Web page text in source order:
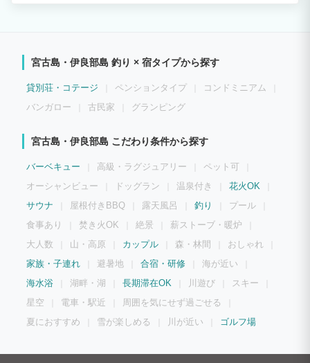
宮古島・伊良部島 釣り × 宿タイプから探す
貸別荘・コテージ ペンションタイプ
コンドミニアム
バンガロー
古民家 グランピング
宮古島・伊良部島 こだわり条件から探す
バーベキュー 高級・ラグジュアリー
ペット可
オーシャンビュー
ドッグラン 温泉付き
花火OK
サウナ
屋根付きBBQ 露天風呂 釣り
プール
食事あり
焚き火OK 絶景
薪ストーブ・暖炉
大人数
山・高原 カップル 森・林間
おしゃれ
家族・子連れ
避暑地 合宿・研修
海が近い
海水浴
湖畔・湖 長期滞在OK 川遊び
スキー
星空
電車・駅近
周囲を気にせず過ごせる
夏におすすめ
雪が楽しめる 川が近い ゴルフ場